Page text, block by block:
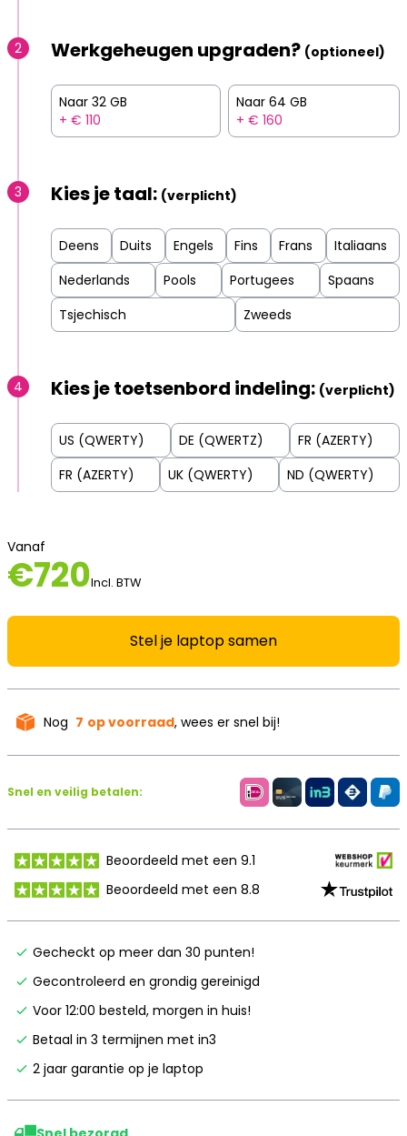
2 Werkgeheugen upgraden? (optioneel)
Naar 32 GB
+ € 110
Naar 64 GB
+ € 160
3 Kies je taal: (verplicht)
Deens Duits Engels Fins Frans
Italiaans
Nederlands
Pools Portugees
Spaans
Tsjechisch
Zweeds
4 Kies je toetsenbord indeling: (verplicht)
US (QWERTY) DE (QWERTZ)
FR (AZERTY)
FR (AZERTY)
UK (QWERTY) ND (QWERTY)
Vanaf
€720Incl. BTW
Stel je laptop samen
Nog 7 op voorraad, wees er snel bij!
Snel en veilig betalen:
Beoordeeld met een 9.1
Beoordeeld met een 8.8
Gecheckt op meer dan 30 punten!
Gecontroleerd en grondig gereinigd
Voor 12:00 besteld, morgen in huis!
Betaal in 3 termijnen met in3
2 jaar garantie op je laptop